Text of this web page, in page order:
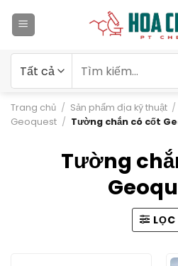
qua
kiếm:
Trang chủ / Sản phẩm địa kỹ thuật /
Geoquest / Tường chắn có cốt
Tường
LỌC